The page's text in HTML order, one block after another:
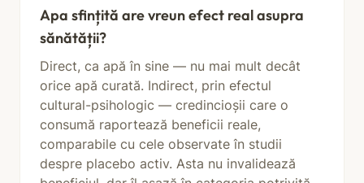
Apa sfințită are vreun efect real asupra
sănătății?
Direct, ca apă în sine — nu mai mult decât
orice apă curată. Indirect, prin efectul
cultural-psihologic — credincioșii care o
consumă raportează beneficii reale,
comparabile cu cele observate în studii
despre placebo activ. Asta nu invalidează